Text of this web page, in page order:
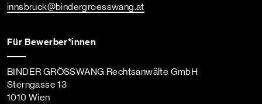
innsbruck@bindergroesswang.at
Für Bewerber*innen
BINDER GRÖSSWANG Rechtsanwälte GmbH
Sterngasse 13
1010 Wien